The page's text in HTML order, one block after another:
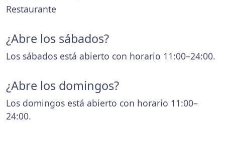
Restaurante
¿Abre los sábados?
Los sábados está abierto con horario 11:00–24:00.
¿Abre los domingos?
Los domingos está abierto con horario 11:00–
24:00.